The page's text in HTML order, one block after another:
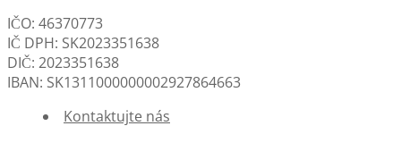
IČO: 46370773
IČ DPH: SK2023351638
DIČ: 2023351638
IBAN: SK1311000000002927864663
Kontaktujte nás